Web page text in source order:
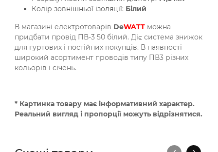
Колір зовнішньої ізоляції: Білий
В магазині електротоварів DeWATT можна
придбати провід ПВ-3 50 білий. Діє система знижок
для гуртових і постійних покупців. В наявності
широкий асортимент проводів типу ПВ3 різних
кольорів і січень.
* Картинка товару має інформативний характер.
Реальний вигляд і пропорції можуть відрізнятися.